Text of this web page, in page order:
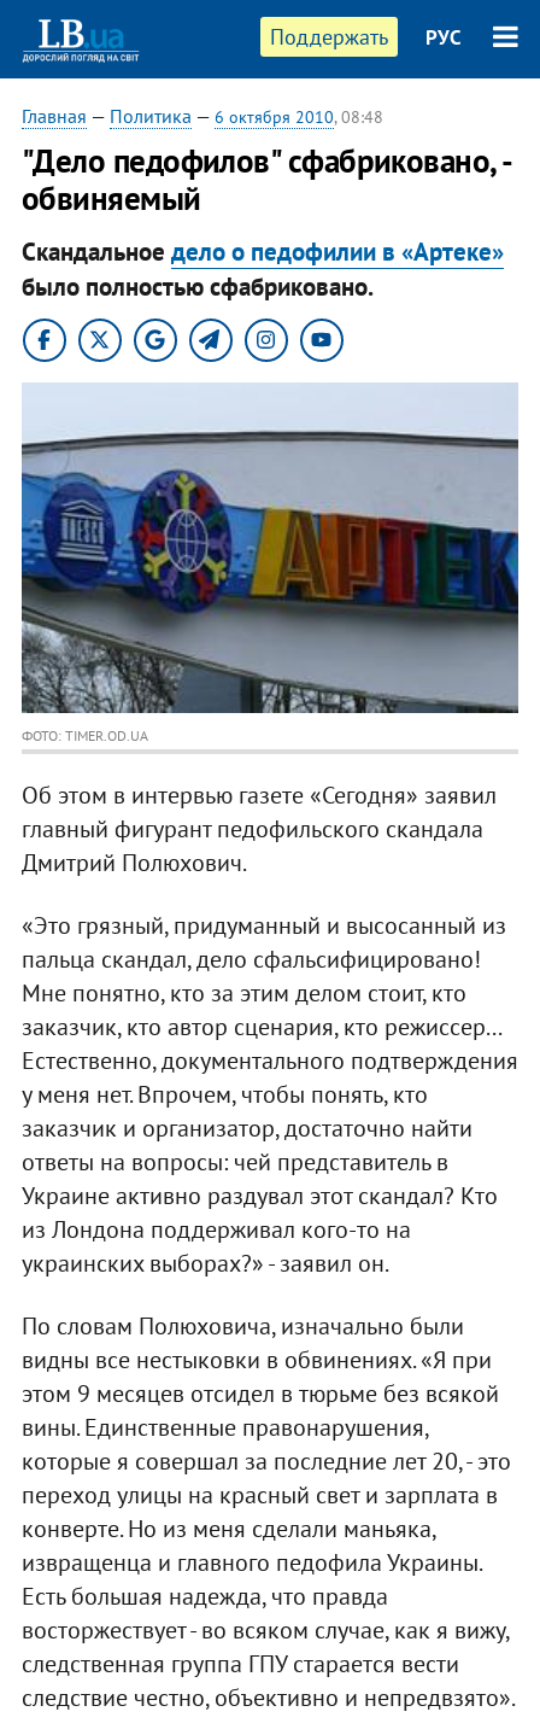
Поддержать РУС
Главная — Политика — 6 октября 2010, 08:48
"Дело педофилов" сфабриковано, -
обвиняемый
Скандальное дело о педофилии в «Артеке»
было полностью сфабриковано.
ФОТО: TIMER.OD.UA
Об этом в интервью газете «Сегодня» заявил
главный фигурант педофильского скандала
Дмитрий Полюхович.
«Это грязный, придуманный и высосанный из
пальца скандал, дело сфальсифицировано!
Мне понятно, кто за этим делом стоит, кто
заказчик, кто автор сценария, кто режиссер...
Естественно, документального подтверждения
у меня нет. Впрочем, чтобы понять, кто
заказчик и организатор, достаточно найти
ответы на вопросы: чей представитель в
Украине активно раздувал этот скандал? Кто
из Лондона поддерживал кого-то на
украинских выборах?» - заявил он.
По словам Полюховича, изначально были
видны все нестыковки в обвинениях. «Я при
этом 9 месяцев отсидел в тюрьме без всякой
вины. Единственные правонарушения,
которые я совершал за последние лет 20, - это
переход улицы на красный свет и зарплата в
конверте. Но из меня сделали маньяка,
извращенца и главного педофила Украины.
Есть большая надежда, что правда
восторжествует - во всяком случае, как я вижу,
следственная группа ГПУ старается вести
следствие честно, объективно и непредвзято».